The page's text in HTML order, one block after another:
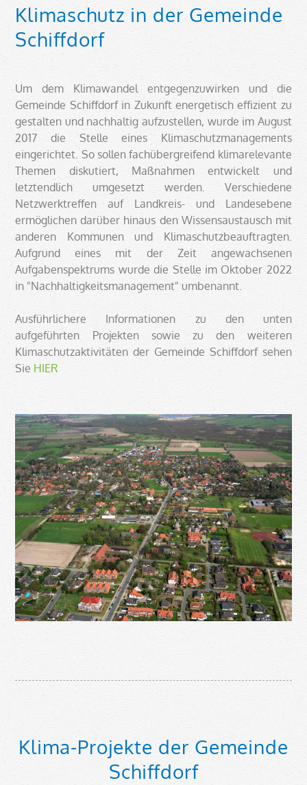
Klimaschutz in der Gemeinde
Schiffdorf
Um dem Klimawandel entgegenzuwirken und die
Gemeinde Schiffdorf in Zukunft energetisch effizient zu
gestalten und nachhaltig aufzustellen, wurde im August
2017 die Stelle eines Klimaschutzmanagements
eingerichtet. So sollen fachübergreifend klimarelevante
Themen diskutiert, Maßnahmen entwickelt und
letztendlich umgesetzt werden. Verschiedene
Netzwerktreffen auf Landkreis- und Landesebene
ermöglichen darüber hinaus den Wissensaustausch mit
anderen Kommunen und Klimaschutzbeauftragten.
Aufgrund eines mit der Zeit angewachsenen
Aufgabenspektrums wurde die Stelle im Oktober 2022
in "Nachhaltigkeitsmanagement" umbenannt.
Ausführlichere Informationen zu den unten
aufgeführten Projekten sowie zu den weiteren
Klimaschutzaktivitäten der Gemeinde Schiffdorf sehen
Sie HIER
Klima-Projekte der Gemeinde
Schiffdorf